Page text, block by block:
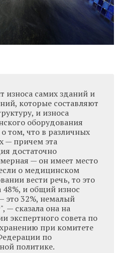
износа самих зданий и
которые составляют
и износа
оборудования
том, что в различных
— причем эта
достаточно
— он имеет место
о медицинском
вести речь, то это
48%, и общий износ
это 32%, немалый
— сказала она на
экспертного совета по
при комитете
по
политике.